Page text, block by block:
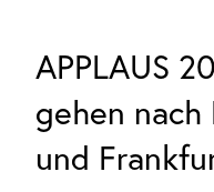
APPLAUS
gehen nach
und